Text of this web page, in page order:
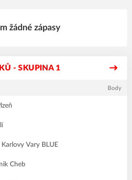
žádné zápasy
- SKUPINA 1
Body
Vary BLUE
Cheb